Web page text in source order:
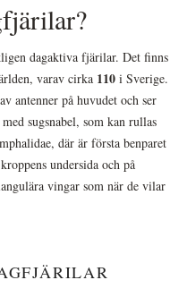
dagaktiva fjärilar. Det finns
varav cirka 110 i Sverige.
antenner på huvudet och ser
sugsnabel, som kan rullas
där är första benparet
undersida och på
vingar som när de vilar